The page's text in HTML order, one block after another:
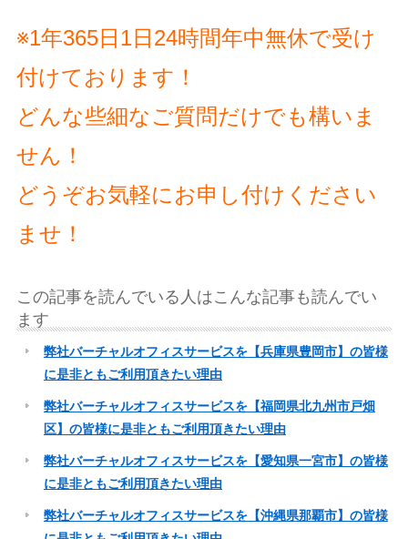
※1年365日1日24時間年中無休で受け
付けております！
どんな些細なご質問だけでも構いま
せん！
どうぞお気軽にお申し付けください
ませ！
この記事を読んでいる人はこんな記事も読んでい
ます
弊社バーチャルオフィスサービスを【兵庫県豊岡市】の皆様
に是非ともご利用頂きたい理由
弊社バーチャルオフィスサービスを【福岡県北九州市戸畑
区】の皆様に是非ともご利用頂きたい理由
弊社バーチャルオフィスサービスを【愛知県一宮市】の皆様
に是非ともご利用頂きたい理由
弊社バーチャルオフィスサービスを【沖縄県那覇市】の皆様